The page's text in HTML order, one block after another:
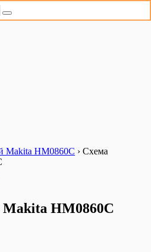
Поиск
практиков. Ремонт автомобиля,
хлопоты и полезные хобби. Всё,
Makita HM0860C › Схема
Makita HM0860C